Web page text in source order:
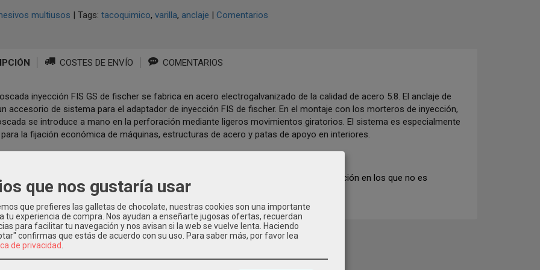
multiusos | Tags: tacoquimico varilla anclaje | Comentarios
COSTES DE ENVÍO COMENTARIOS
inyección FIS GS de fischer se fabrica en acero electrogalvanizado de la calidad de acero 5.8. El anclaje de
accesorio de sistema para el adaptador de inyección FIS de fischer. En el montaje con los morteros de inyección,
se introduce a mano en la perforación mediante ligeros movimientos giratorios. El sistema es especialmente
la fijación económica de máquinas, estructuras de acero y patas de apoyo en interiores.
roscada FIS GS es la solución económica para aplicaciones con morteros de inyección en los que no es
una homologación.
Relacionados
que nos gustaría usar
que prefieres las galletas de chocolate, nuestras cookies son una importante
tu experiencia de compra. Nos ayudan a enseñarte jugosas ofertas, recuerdan
para facilitar tu navegación y nos avisan si la web se vuelve lenta. Haciendo
confirmas que estás de acuerdo con su uso. Para saber más, por favor lea
de privacidad.